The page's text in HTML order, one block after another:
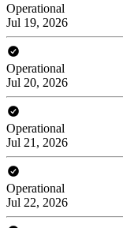
Operational
Jul 19, 2026
Operational
Jul 20, 2026
Operational
Jul 21, 2026
Operational
Jul 22, 2026